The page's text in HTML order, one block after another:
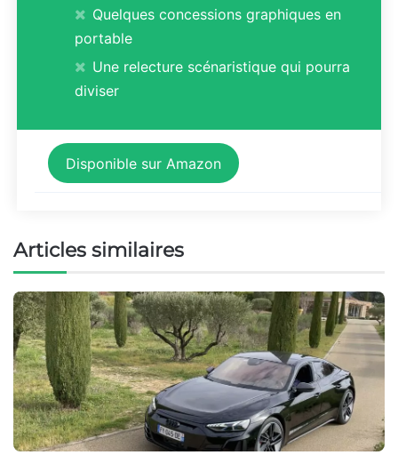
Quelques concessions graphiques en
portable
Une relecture scénaristique qui pourra
diviser
Disponible sur Amazon
Articles similaires